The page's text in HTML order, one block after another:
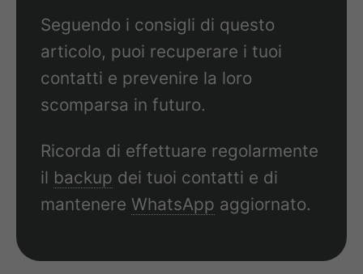
Seguendo i consigli di questo
articolo, puoi recuperare i tuoi
contatti e prevenire la loro
scomparsa in futuro.
Ricorda di effettuare regolarmente
il backup dei tuoi contatti e di
mantenere WhatsApp aggiornato.